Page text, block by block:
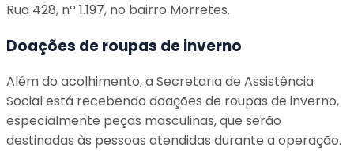
Rua 428, nº 1.197, no bairro Morretes.
Doações de roupas de inverno
Além do acolhimento, a Secretaria de Assistência
Social está recebendo doações de roupas de inverno,
especialmente peças masculinas, que serão
destinadas às pessoas atendidas durante a operação.